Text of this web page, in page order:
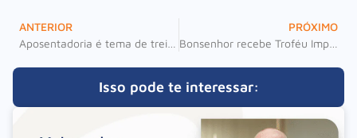
ANTERIOR
PRÓXIMO
Isso pode te interessar: